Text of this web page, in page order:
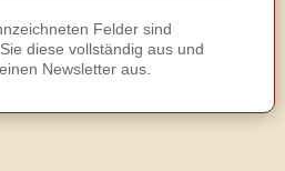
Felder sind
diese vollständig aus und
Newsletter aus.